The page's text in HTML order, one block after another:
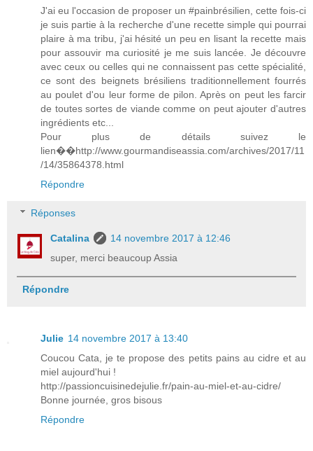
J'ai eu l'occasion de proposer un #painbrésilien, cette fois-ci
je suis partie à la recherche d'une recette simple qui pourrai
plaire à ma tribu, j'ai hésité un peu en lisant la recette mais
pour assouvir ma curiosité je me suis lancée. Je découvre
avec ceux ou celles qui ne connaissent pas cette spécialité,
ce sont des beignets brésiliens traditionnellement fourrés
au poulet d'ou leur forme de pilon. Après on peut les farcir
de toutes sortes de viande comme on peut ajouter d'autres
ingrédients etc...
Pour plus de détails suivez le
lien��http://www.gourmandiseassia.com/archives/2017/11
/14/35864378.html
Répondre
Réponses
Catalina
14 novembre 2017 à 12:46
super, merci beaucoup Assia
Répondre
Julie 14 novembre 2017 à 13:40
Coucou Cata, je te propose des petits pains au cidre et au
miel aujourd'hui !
http://passioncuisinedejulie.fr/pain-au-miel-et-au-cidre/
Bonne journée, gros bisous
Répondre